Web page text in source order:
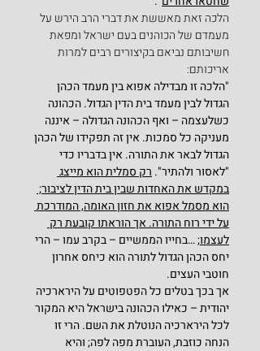
הלכה זאת מאששת את דברי הרב הירש על
מעמדם של הכוהנים בעם ישראל ומפאת
חשיבותם נביאם בקיצורים רבים למרות
אריכותם:
"הלכה זו מבדילה אפוא בין מעמד הכהן
הגדול לבין מעמד בית הדין הגדול. הכהונה
כשלעצמה – ואף הכהונה הגדולה – איננה
מעניקה כל סמכות. אין זה תפקידו של הכהן
הגדול לבאר את התורה. אין בדבריו כדי
"לאסור ולהתיר". רק סמלית הוא מייצג
במקדש את האחדות שבין בית הדין לציבור;
הוא מסמל אפוא את חזון האומה, המודרכת
על ידי רוח התורה. אך הוראתו קובעת רק
לעצמו; …בחייו הממשיים – בקרב עמו – הרי
יחס הכהן הגדול לתורה הוא כיחס אחרון
חוטבי העצים.
אך בכך בטלים כל הפטפוטים על הירארכיה
יהודית – כאילו הכהונה בישראל היא המקור
לכל הירארכיה הנוטלת את השם. הרי זו
הנחה כוזבת, העוברת מפה לפה; והיא